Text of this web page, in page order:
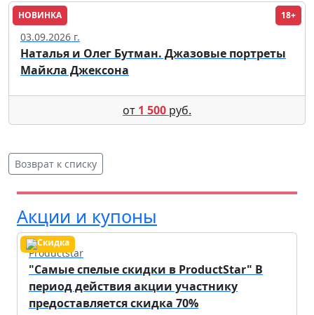
НОВИНКА 18+
Москва
03.09.2026 г.
Наталья и Олег Бутман. Джазовые портреты
Майкла Джексона
от 1 500 руб.
Возврат к списку
Акции и купоны
Productstar
"Самые спелые скидки в ProductStar" В
период действия акции участнику
предоставляется скидка 70%